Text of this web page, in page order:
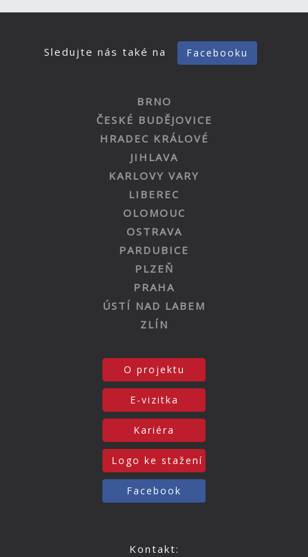
Sledujte nás také na Facebooku
BRNO
ČESKÉ BUDĚJOVICE
HRADEC KRÁLOVÉ
JIHLAVA
KARLOVY VARY
LIBEREC
OLOMOUC
OSTRAVA
PARDUBICE
PLZEŇ
PRAHA
ÚSTÍ NAD LABEM
ZLÍN
O projektu
E-vizitka
Kariéra
Logo ke stažení
Facebook
Kontakt: